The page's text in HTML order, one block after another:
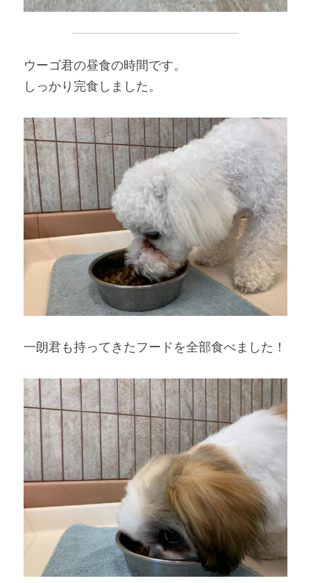
ウーゴ君の昼食の時間です。
しっかり完食しました。
一朗君も持ってきたフードを全部食べました！